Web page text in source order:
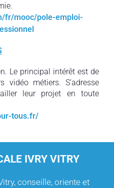
fr/mooc/pole-emploi-
Le principal intérêt est de
vidéo métiers. S’adresse
leur projet en toute
tous.fr/
IVRY VITRY
conseille, oriente et